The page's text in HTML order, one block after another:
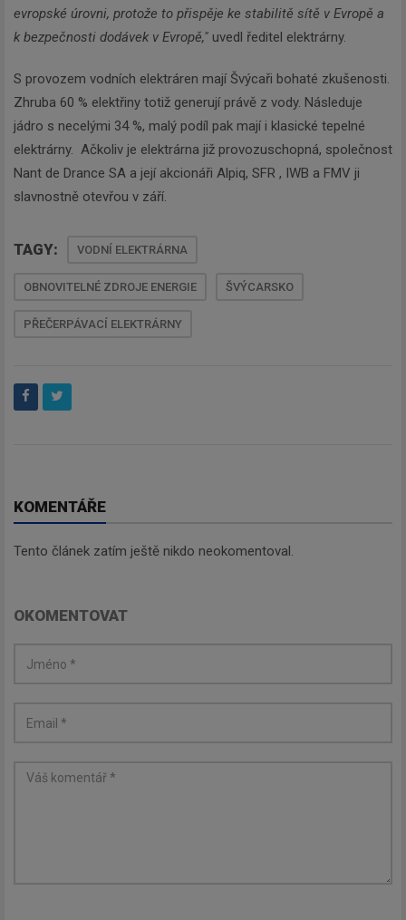
evropské úrovni, protože to přispěje ke stabilitě sítě v Evropě a
k bezpečnosti dodávek v Evropě," uvedl ředitel elektrárny.
S provozem vodních elektráren mají Švýcaři bohaté zkušenosti.
Zhruba 60 % elektřiny totiž generují právě z vody. Následuje
jádro s necelými 34 %, malý podíl pak mají i klasické tepelné
elektrárny. Ačkoliv je elektrárna již provozuschopná, společnost
Nant de Drance SA a její akcionáři Alpiq, SFR , IWB a FMV ji
slavnostně otevřou v září.
TAGY: VODNÍ ELEKTRÁRNA
OBNOVITELNÉ ZDROJE ENERGIE ŠVÝCARSKO
PŘEČERPÁVACÍ ELEKTRÁRNY
KOMENTÁŘE
Tento článek zatím ještě nikdo neokomentoval.
OKOMENTOVAT
budeme zasílat ty nejdůležitější